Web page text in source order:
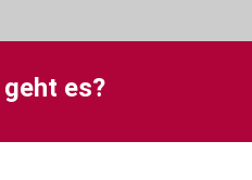
es?